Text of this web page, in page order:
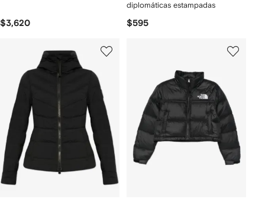
$3,620
diplomáticas estampadas
$595